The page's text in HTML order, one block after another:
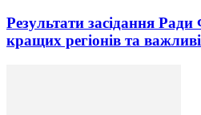
Результати засідання
кращих регіонів та